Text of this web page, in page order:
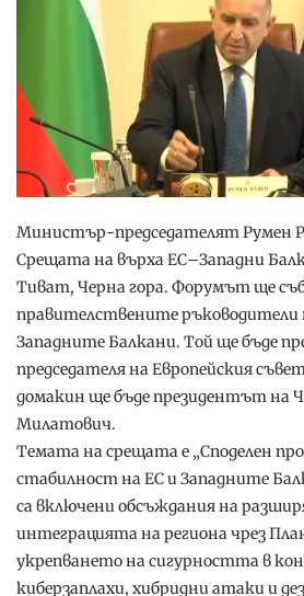
Министър-председателят Румен
Срещата на върха ЕС–Западни
Тиват, Черна гора. Форумът ще
правителствените
Западните Балкани. Той ще бъде
председателя на Европейския
домакин ще бъде президентът на
Милатович.
Темата на срещата е „Споделен
стабилност на ЕС и Западните
са включени обсъждания на
интеграцията на региона чрез
укрепването на сигурността в
киберзаплахи, хибридни атаки и